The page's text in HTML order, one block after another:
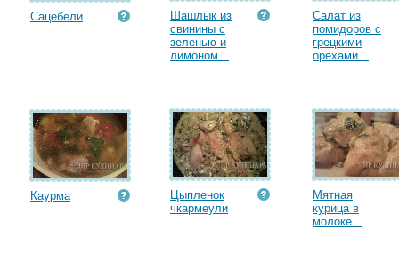
Сацебели
Шашлык из
свинины с
зеленью и
лимоном...
Салат из
помидоров с
грецкими
орехами...
Каурма
Цыпленок
чкармеули
Мятная
курица в
молоке...